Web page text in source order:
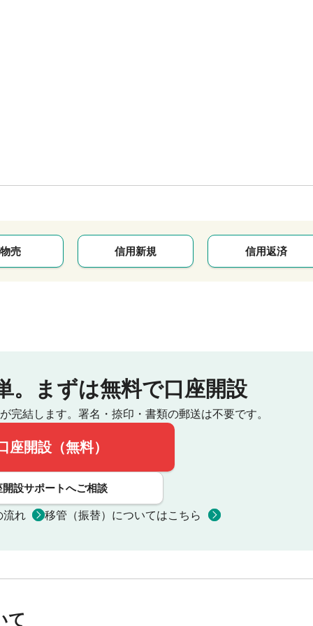
売 信用新規 信用返済
まずは無料で口座開設
完結します。 署名・捺印・書類の郵送は不要です。
座開設（無料）
開設サポートへご相談
流れ 移管（振替）についてはこちら
て